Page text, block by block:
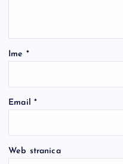
Ime *
Email *
Web stranica